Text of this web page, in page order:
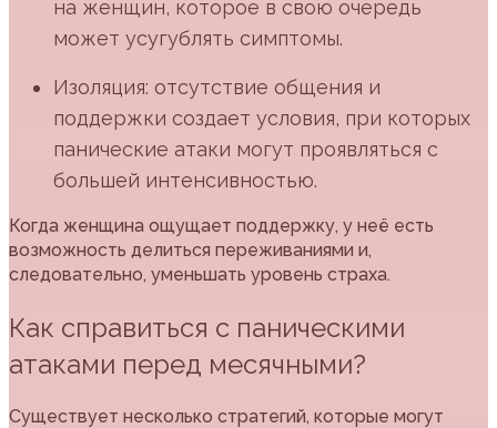
на женщин, которое в свою очередь
может усугублять симптомы.
Изоляция: отсутствие общения и
поддержки создает условия, при которых
панические атаки могут проявляться с
большей интенсивностью.
Когда женщина ощущает поддержку, у неё есть
возможность делиться переживаниями и,
следовательно, уменьшать уровень страха.
Как справиться с паническими
атаками перед месячными?
Существует несколько стратегий, которые могут